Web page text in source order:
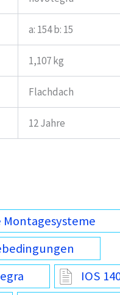
a: 154 b: 15
1,107 kg
Flachdach
12 Jahre
IOS